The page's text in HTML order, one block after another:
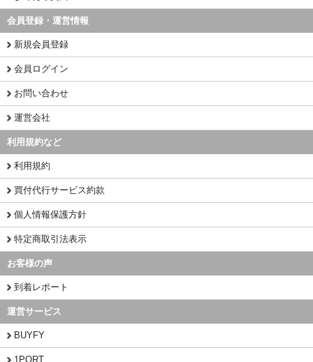
会員登録・運営情報
新規会員登録
会員ログイン
お問い合わせ
運営会社
利用規約など
利用規約
買付代行サービス約款
個人情報保護方針
特定商取引法表示
お客様の声
到着レポート
運営サービス
BUYFY
1PORT